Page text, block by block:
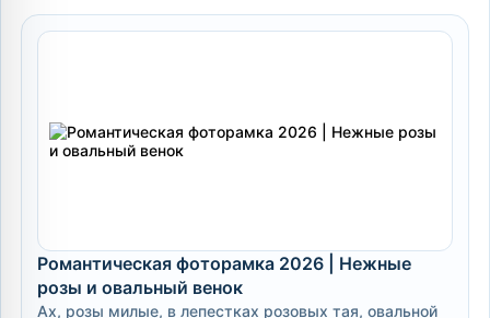
Романтическая фоторамка 2026 | Нежные
розы и овальный венок
Ах, розы милые, в лепестках розовых тая, овальной